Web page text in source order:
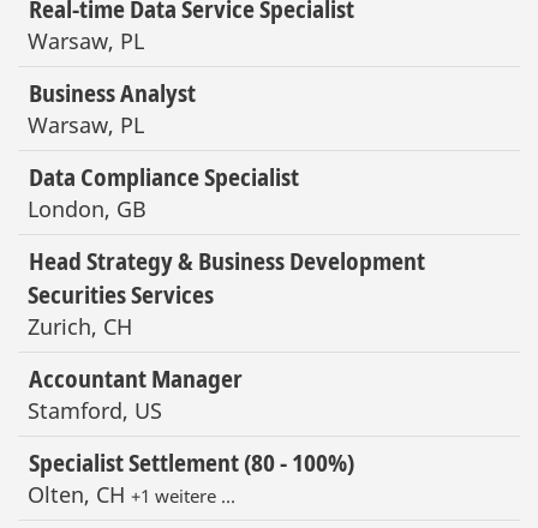
Real-time Data Service Specialist
Warsaw, PL
Business Analyst
Warsaw, PL
Data Compliance Specialist
London, GB
Head Strategy & Business Development
Securities Services
Zurich, CH
Accountant Manager
Stamford, US
Specialist Settlement (80 - 100%)
Olten, CH +1 weitere …